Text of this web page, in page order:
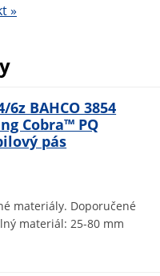
»
6z BAHCO 3854
Cobra™ PQ
pás
materiály. Doporučené
materiál: 25-80 mm